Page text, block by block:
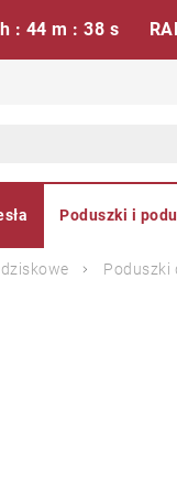
: 44 m : 37 s
Poduszki i
Poduszki